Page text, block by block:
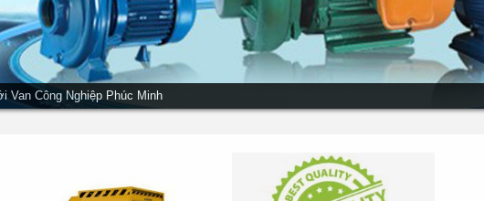
Van Công Nghiệp Phúc Minh